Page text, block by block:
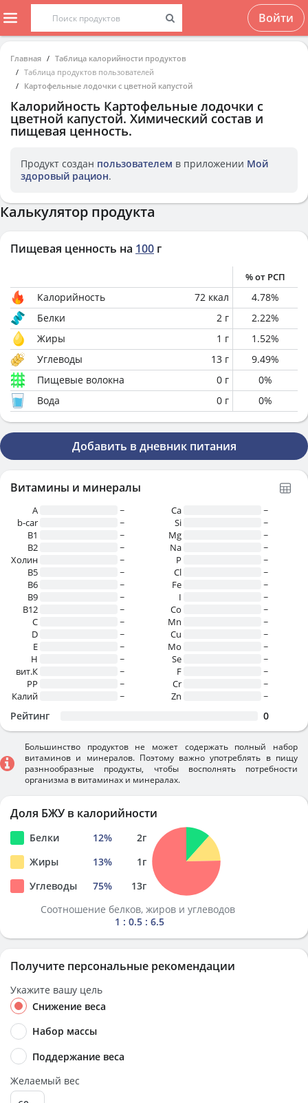
Войти
Главная
Таблица калорийности продуктов
Таблица продуктов пользователей
Картофельные лодочки с цветной капустой
Калорийность Картофельные лодочки с
цветной капустой. Химический состав и
пищевая ценность.
Продукт создан пользователем в приложении Мой
здоровый рацион.
Калькулятор продукта
Пищевая ценность на 100 г
% от РСП
Калорийность 72 ккал 4.78%
Белки
2 г 2.22%
Жиры
1 г 1.52%
Углеводы
13 г 9.49%
Пищевые волокна
0 г 0%
Вода
0 г 0%
Добавить в дневник питания
Витамины и минералы
A
~
b-car
~
В1
~
B2
~
Холин
~
B5
~
B6
~
B9
~
B12
~
C
~
D
~
E
~
H
~
вит.К
~
PP
~
Калий
~
Ca
~
Si
~
Mg
~
Na
~
P
~
Cl
~
Fe
~
I
~
Co
~
Mn
~
Cu
~
Mo
~
Se
~
F
~
Cr
~
Zn
~
Рейтинг 0
Большинство продуктов не может содержать полный набор
витаминов и минералов. Поэтому важно употреблять в пищу
разннообразные продукты, чтобы восполнять потребности
организма в витаминах и минералах.
Доля БЖУ в калорийности
Белки 12% 2г
Жиры
13% 1г
Углеводы
75% 13г
Соотношение белков, жиров и углеводов
1 : 0.5 : 6.5
Получите персональные рекомендации
Укажите вашу цель
Снижение веса
Набор массы
Поддержание веса
Желаемый вес